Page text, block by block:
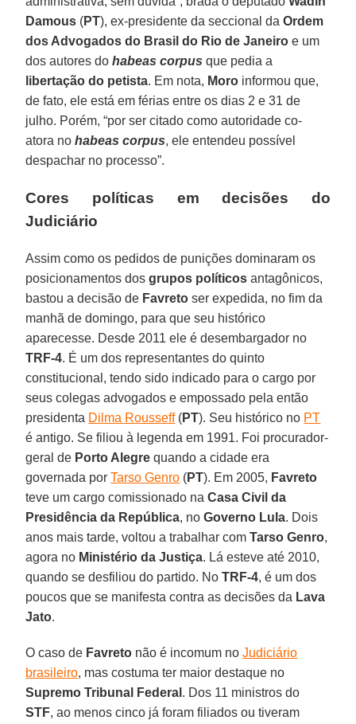
Damous (PT), ex-presidente da seccional daOrdem
dos Advogados do Brasil do Rio de Janeiro e um
dos autores do habeas corpus que pedia a
libertação do petista. Em nota, Moro informou que,
de fato, ele está em férias entre os dias 2 e 31 de
julho. Porém, “por ser citado como autoridade co-
atora nohabeas corpus, ele entendeu possível
despachar no processo”.
Cores políticas em decisões do
Judiciário
Assim como os pedidos de punições dominaram os
posicionamentos dos grupos políticos antagônicos,
bastou a decisão de Favreto ser expedida, no fim da
manhã de domingo, para que seu histórico
aparecesse. Desde 2011 ele é desembargador no
TRF-4. É um dos representantes do quinto
constitucional, tendo sido indicado para o cargo por
seus colegas advogados e empossado pela então
presidenta Dilma Rousseff (PT). Seu histórico no PT
é antigo. Se filiou à legenda em 1991. Foi procurador-
geral de Porto Alegre quando a cidade era
governada porTarso Genro (PT). Em 2005, Favreto
teve um cargo comissionado naCasa Civil da
Presidência da República, noGoverno Lula. Dois
anos mais tarde, voltou a trabalhar comTarso Genro,
agora no Ministério da Justiça. Lá esteve até 2010,
quando se desfiliou do partido. NoTRF-4, é um dos
poucos que se manifesta contra as decisões da Lava
Jato.
O caso de Favreto não é incomum noJudiciário
brasileiro, mas costuma ter maior destaque no
Supremo Tribunal Federal . Dos 11 ministros do
STF, ao menos cinco já foram filiados ou tiveram